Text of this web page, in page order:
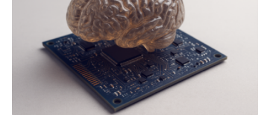
Avatare. Gen-AIvatar entwickelt innovative und
kosteneffiziente Methoden, um lebensechte Avatare zu
erstellen. „Besonders wichtig ist uns eine ganzheitliche
Animation, bei der Stimme, Körperbewegung, Gestik
und Mimik im Einklang sind…